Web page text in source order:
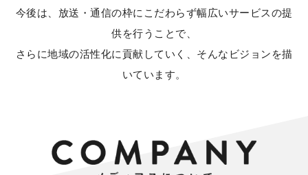
今後は、放送・通信の枠にこだわらず幅広いサービスの提
供を行うことで、
さらに地域の活性化に貢献していく、そんなビジョンを描
いています。